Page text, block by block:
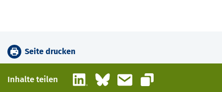
Seite drucken
Inhalte teilen LinkedInBlueskyE-Mail
Link kopieren